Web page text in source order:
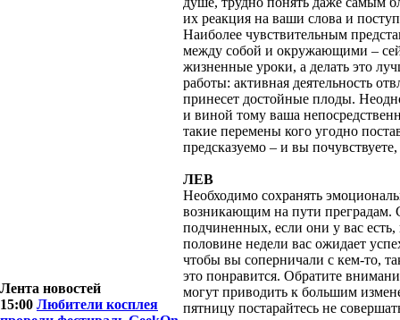
Лента новостей
15:00 Любители косплея
их реакция на ваши слова и
Наиболее чувствительным
между собой и окружающими –
жизненные уроки, а делать это
работы: активная деятельность
принесет достойные плоды.
и виной тому ваша
такие перемены кого угодно
предсказуемо – и вы
ЛЕВ
Необходимо сохранять
возникающим на пути преградам.
подчиненных, если они у вас
половине недели вас ожидает
чтобы вы соперничали с кем-то,
это понравится. Обратите
могут приводить к большим
пятницу постарайтесь не